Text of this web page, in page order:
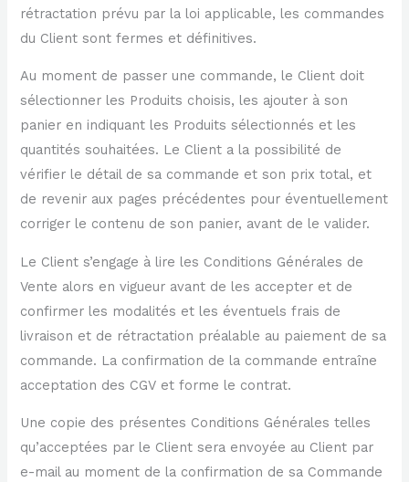
rétractation prévu par la loi applicable, les commandes
du Client sont fermes et définitives.
Au moment de passer une commande, le Client doit
sélectionner les Produits choisis, les ajouter à son
panier en indiquant les Produits sélectionnés et les
quantités souhaitées. Le Client a la possibilité de
vérifier le détail de sa commande et son prix total, et
de revenir aux pages précédentes pour éventuellement
corriger le contenu de son panier, avant de le valider.
Le Client s’engage à lire les Conditions Générales de
Vente alors en vigueur avant de les accepter et de
confirmer les modalités et les éventuels frais de
livraison et de rétractation préalable au paiement de sa
commande. La confirmation de la commande entraîne
acceptation des CGV et forme le contrat.
Une copie des présentes Conditions Générales telles
qu’acceptées par le Client sera envoyée au Client par
e-mail au moment de la confirmation de sa Commande